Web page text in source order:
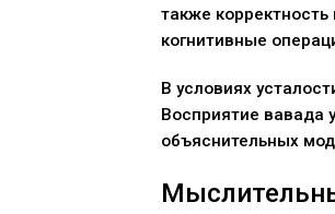
также
когнитивные
В условиях
Восприятие вавада
объяснительных